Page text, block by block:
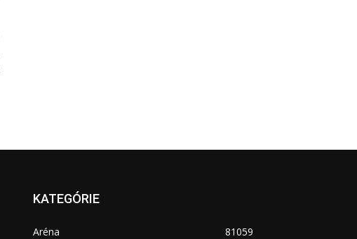
KATEGÓRIE
Aréna
81059